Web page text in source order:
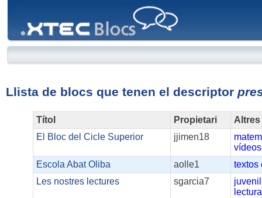
Llista de blocs que tenen el descriptor
Títol Propietari
El Bloc del Cicle Superior
jjimen18
vídeos
Escola Abat Oliba
aolle1 textos
Les nostres lectures
sgarcia7
juvenil
lectura